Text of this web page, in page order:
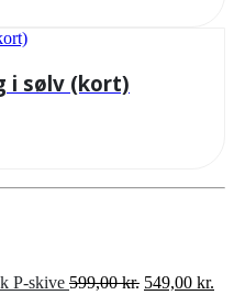
i sølv (kort)
P-skive 599,00kr. Den
549,00 kr.